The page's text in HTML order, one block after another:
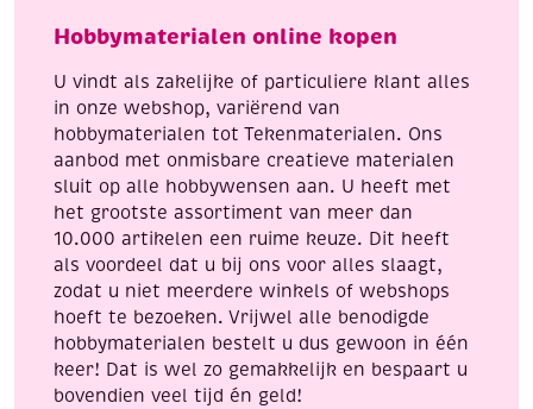
aantal
Hobbymaterialen online kopen
U vindt als zakelijke of particuliere klant alles
in onze webshop, variërend van
hobbymaterialen tot Tekenmaterialen. Ons
aanbod met onmisbare creatieve materialen
sluit op alle hobbywensen aan. U heeft met
het grootste assortiment van meer dan
10.000 artikelen een ruime keuze. Dit heeft
als voordeel dat u bij ons voor alles slaagt,
zodat u niet meerdere winkels of webshops
hoeft te bezoeken. Vrijwel alle benodigde
hobbymaterialen bestelt u dus gewoon in één
keer! Dat is wel zo gemakkelijk en bespaart u
bovendien veel tijd én geld!